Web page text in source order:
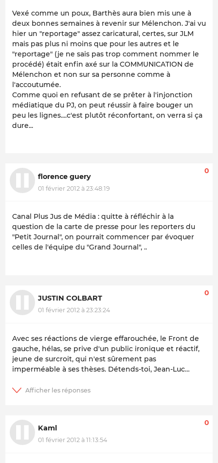
Vexé comme un poux, Barthès aura bien mis une à
deux bonnes semaines à revenir sur Mélenchon. J'ai vu
hier un "reportage" assez caricatural, certes, sur JLM
mais pas plus ni moins que pour les autres et le
"reportage" (je ne sais pas trop comment nommer le
procédé) était enfin axé sur la COMMUNICATION de
Mélenchon et non sur sa personne comme à
l'accoutumée.
Comme quoi en refusant de se prêter à l'injonction
médiatique du PJ, on peut réussir à faire bouger un
peu les lignes....c'est plutôt réconfortant, on verra si ça
dure...
florence guery
01 février 2012 à 23:48:19
0
Canal Plus Jus de Média : quitte à réfléchir à la
question de la carte de presse pour les reporters du
"Petit Journal", on pourrait commencer par évoquer
celles de l'équipe du "Grand Journal", ..
JUSTIN COLBART
01 février 2012 à 23:23:24
0
Avec ses réactions de vierge effarouchée, le Front de
gauche, hélas, se prive d'un public ironique et réactif,
jeune de surcroit, qui n'est sûrement pas
imperméable à ses thèses. Détends-toi, Jean-Luc…
Kaml
01 février 2012 à 11:13:54
0